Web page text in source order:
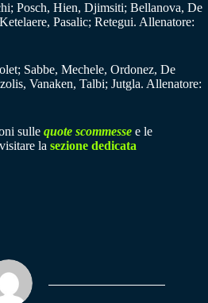
Posch, Hien, Djimsiti; Bellanova, De
Pasalic; Retegui. Allenatore:
Sabbe, Mechele, Ordonez, De
Vanaken, Talbi; Jutgla. Allenatore:
sulle quote scommesse e le
la sezione dedicata